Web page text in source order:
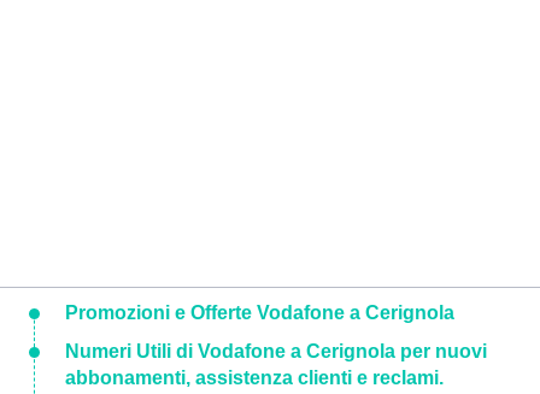
Promozioni e Offerte Vodafone a Cerignola
Numeri Utili di Vodafone a Cerignola per nuovi
abbonamenti, assistenza clienti e reclami.